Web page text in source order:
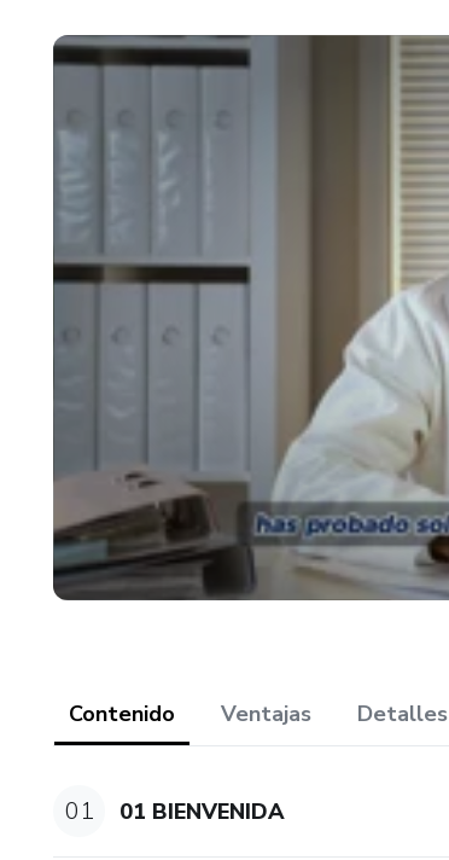
Contenido Ventajas Detalles
01 01 BIENVENIDA